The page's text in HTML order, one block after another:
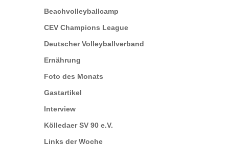
Beachvolleyballcamp
CEV Champions League
Deutscher Volleyballverband
Ernährung
Foto des Monats
Gastartikel
Interview
Kölledaer SV 90 e.V.
Links der Woche